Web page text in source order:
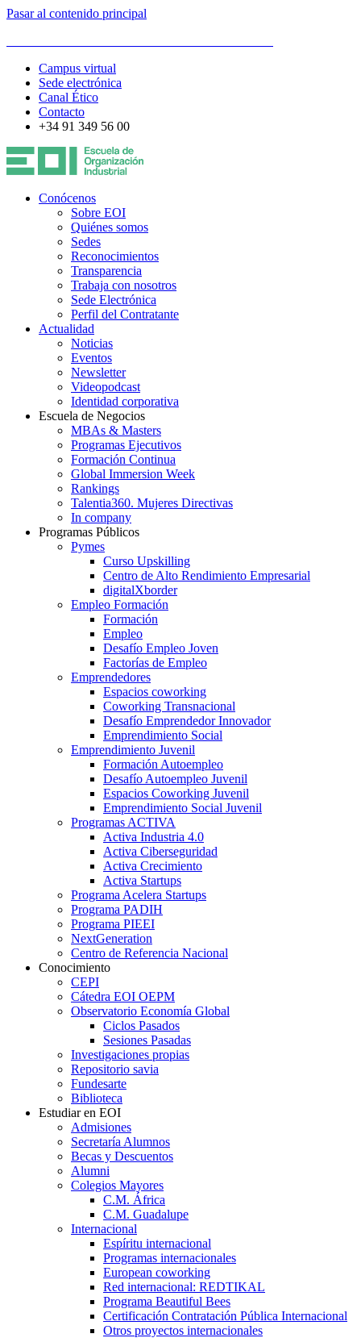
Pasar al contenido principal
Campus virtual
Sede electrónica
Canal Ético
Contacto
+34 91 349 56 00
Conócenos
Sobre EOI
Quiénes somos
Sedes
Reconocimientos
Transparencia
Trabaja con nosotros
Sede Electrónica
Perfil del Contratante
Actualidad
Noticias
Eventos
Newsletter
Videopodcast
Identidad corporativa
Escuela de Negocios
MBAs & Masters
Programas Ejecutivos
Formación Continua
Global Immersion Week
Rankings
Talentia360. Mujeres Directivas
In company
Programas Públicos
Pymes
Curso Upskilling
Centro de Alto Rendimiento Empresarial
digitalXborder
Empleo Formación
Formación
Empleo
Desafío Empleo Joven
Factorías de Empleo
Emprendedores
Espacios coworking
Coworking Transnacional
Desafío Emprendedor Innovador
Emprendimiento Social
Emprendimiento Juvenil
Formación Autoempleo
Desafío Autoempleo Juvenil
Espacios Coworking Juvenil
Emprendimiento Social Juvenil
Programas ACTIVA
Activa Industria 4.0
Activa Ciberseguridad
Activa Crecimiento
Activa Startups
Programa Acelera Startups
Programa PADIH
Programa PIEEI
NextGeneration
Centro de Referencia Nacional
Conocimiento
CEPI
Cátedra EOI OEPM
Observatorio Economía Global
Ciclos Pasados
Sesiones Pasadas
Investigaciones propias
Repositorio savia
Fundesarte
Biblioteca
Estudiar en EOI
Admisiones
Secretaría Alumnos
Becas y Descuentos
Alumni
Colegios Mayores
C.M. África
C.M. Guadalupe
Internacional
Espíritu internacional
Programas internacionales
European coworking
Red internacional: REDTIKAL
Programa Beautiful Bees
Certificación Contratación Pública Internacional
Otros proyectos internacionales